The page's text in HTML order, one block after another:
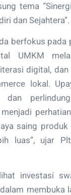
tema
dan Sejahtera”.
berfokus pada
UMKM
digital,
lokal.
saing produk
luas”, ujar
investasi
membuka